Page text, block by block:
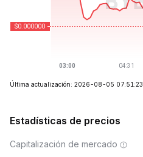
Última actualización: 2026-08-05 07:51:23
Estadísticas de precios
Capitalización de mercado